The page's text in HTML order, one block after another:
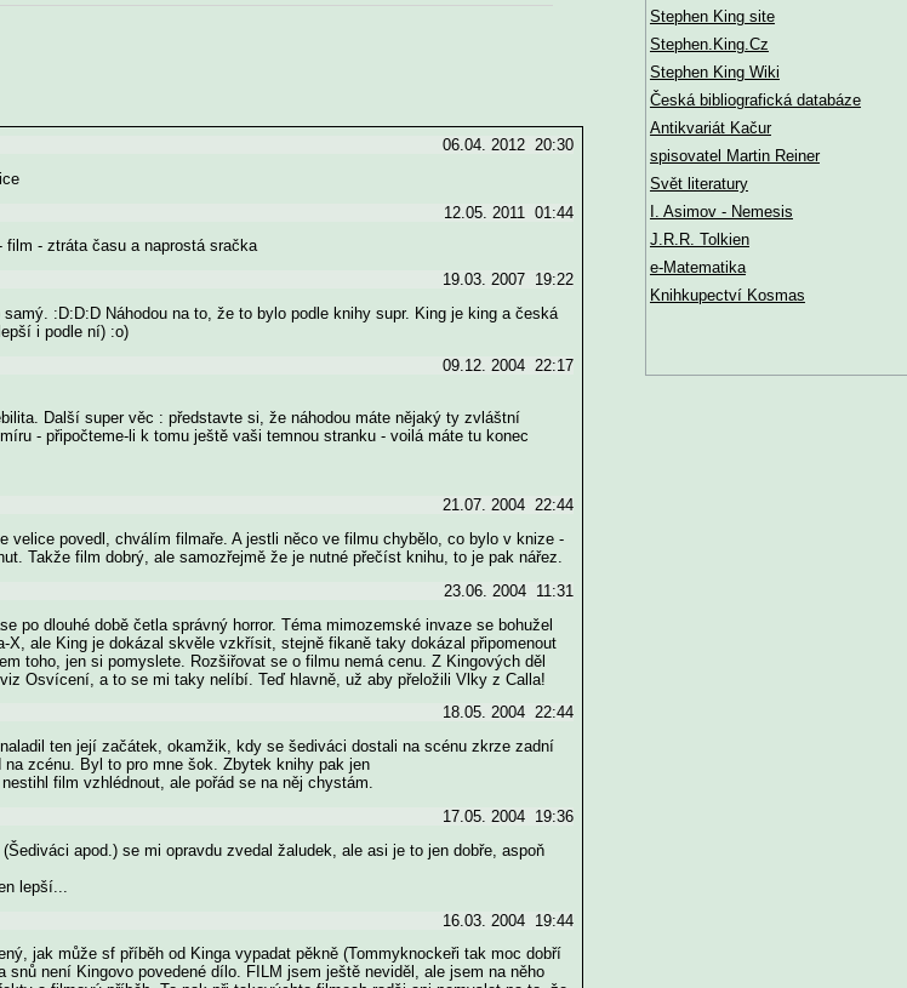
06.04. 2012 20:30
12.05. 2011 01:44
- ztráta času a naprostá sračka
19.03. 2007 19:22
:D:D:D Náhodou na to, že to bylo podle knihy supr. King je king a česká
i podle ní) :o)
09.12. 2004 22:17
Další super věc : představte si, že náhodou máte nějaký ty zvláštní
- připočteme-li k tomu ještě vaši temnou stranku - voilá máte tu konec
21.07. 2004 22:44
velice povedl, chválím filmaře. A jestli něco ve filmu chybělo, co bylo v knize -
Takže film dobrý, ale samozřejmě že je nutné přečíst knihu, to je pak nářez.
23.06. 2004 11:31
po dlouhé době četla správný horror. Téma mimozemské invaze se bohužel
ale King je dokázal skvěle vzkřísit, stejně fikaně taky dokázal připomenout
toho, jen si pomyslete. Rozšiřovat se o filmu nemá cenu. Z Kingových děl
Osvícení, a to se mi taky nelíbí. Teď hlavně, už aby přeložili Vlky z Calla!
18.05. 2004 22:44
ten její začátek, okamžik, kdy se šediváci dostali na scénu zkrze zadní
zcénu. Byl to pro mne šok. Zbytek knihy pak jen
film vzhlédnout, ale pořád se na něj chystám.
17.05. 2004 19:36
apod.) se mi opravdu zvedal žaludek, ale asi je to jen dobře, aspoň
lepší...
16.03. 2004 19:44
jak může sf příběh od Kinga vypadat pěkně (Tommyknockeři tak moc dobří
není Kingovo povedené dílo. FILM jsem ještě neviděl, ale jsem na něho
Stephen King site
Stephen.King.Cz
Stephen King Wiki
Česká bibliografická databáze
Antikvariát Kačur
spisovatel Martin Reiner
Svět literatury
I. Asimov - Nemesis
J.R.R. Tolkien
e-Matematika
Knihkupectví Kosmas